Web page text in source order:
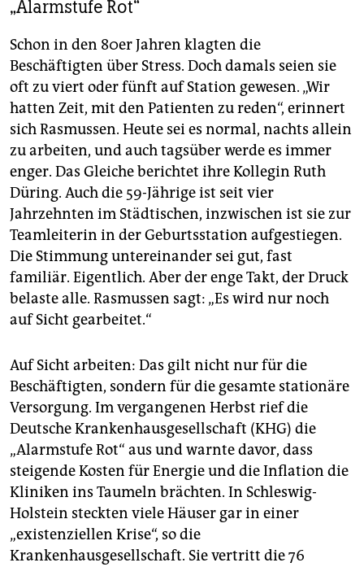
„Alarmstufe Rot“
Schon in den 80er Jahren klagten die
Beschäftigten über Stress. Doch damals seien sie
oft zu viert oder fünft auf Station gewesen. „Wir
hatten Zeit, mit den Patienten zu reden“, erinnert
sich Rasmussen. Heute sei es normal, nachts allein
zu arbeiten, und auch tagsüber werde es immer
enger. Das Gleiche berichtet ihre Kollegin Ruth
Düring. Auch die 59-Jährige ist seit vier
Jahrzehnten im Städtischen, inzwischen ist sie zur
Teamleiterin in der Geburtsstation aufgestiegen.
Die Stimmung untereinander sei gut, fast
familiär. Eigentlich. Aber der enge Takt, der Druck
belaste alle. Rasmussen sagt: „Es wird nur noch
auf Sicht gearbeitet.“
Auf Sicht arbeiten: Das gilt nicht nur für die
Beschäftigten, sondern für die gesamte stationäre
Versorgung. Im vergangenen Herbst rief die
Deutsche Krankenhausgesellschaft (KHG) die
„Alarmstufe Rot“ aus und warnte davor, dass
steigende Kosten für Energie und die Inflation die
Kliniken ins Taumeln brächten. In Schleswig-
Holstein steckten viele Häuser gar in einer
„existenziellen Krise“, so die
Krankenhausgesellschaft. Sie vertritt die 76